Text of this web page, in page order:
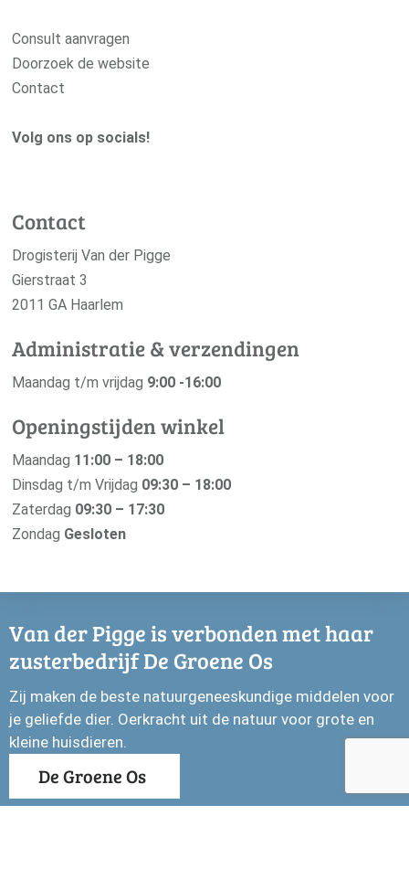
Consult aanvragen
Doorzoek de website
Contact
Volg ons op socials!
Contact
Drogisterij Van der Pigge
Gierstraat 3
2011 GA Haarlem
Administratie & verzendingen
Maandag t/m vrijdag 9:00 -16:00
Openingstijden winkel
Maandag 11:00 – 18:00
Dinsdag t/m Vrijdag 09:30 – 18:00
Zaterdag 09:30 – 17:30
Zondag Gesloten
Van der Pigge is verbonden met haar
zusterbedrijf De Groene Os
Zij maken de beste natuurgeneeskundige middelen voor
je geliefde dier. Oerkracht uit de natuur voor grote en
kleine huisdieren.
De Groene Os